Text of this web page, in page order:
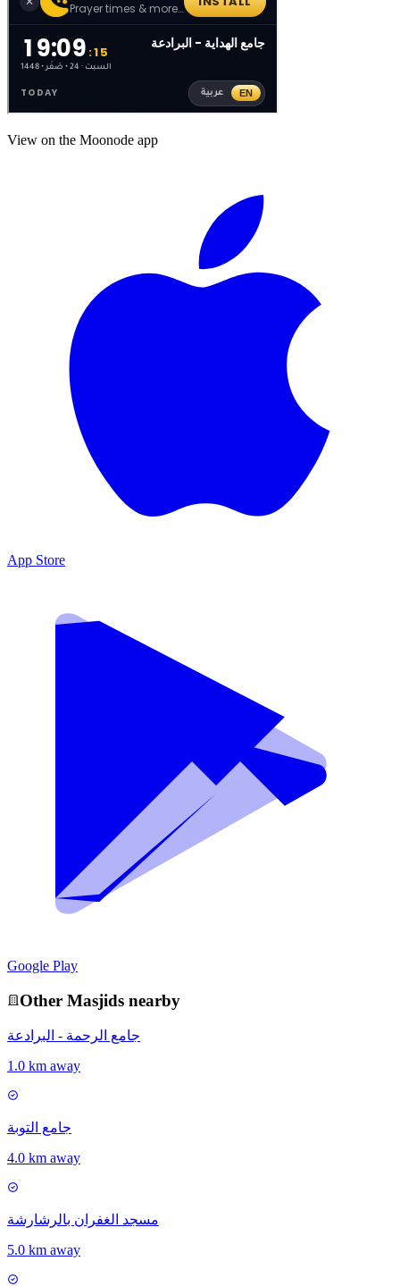
View on the Moonode app
App Store
Google Play
Other Masjids nearby
جامع الرحمة - البرادعة
1.0 km away
جامع التوبة
4.0 km away
مسجد الغفران بالرشارشة
5.0 km away